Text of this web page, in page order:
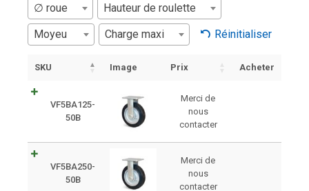
∅ roue
Hauteur de roulette
Moyeu
Charge maxi Réinitialiser
SKU Image Prix Acheter
VF5BA125-
50B
Merci de
nous
contacter
VF5BA250-
50B
Merci de
nous
contacter